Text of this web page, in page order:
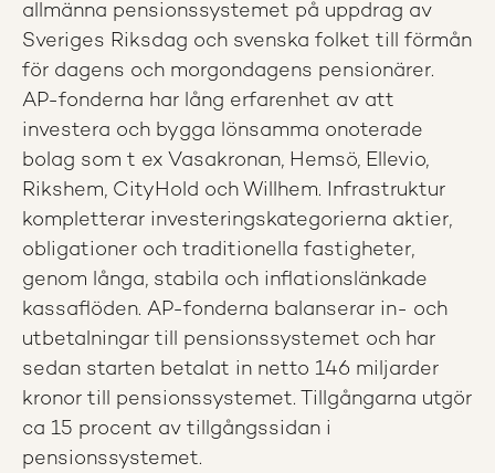
allmänna pensionssystemet på uppdrag av
Sveriges Riksdag och svenska folket till förmån
för dagens och morgondagens pensionärer.
AP-fonderna har lång erfarenhet av att
investera och bygga lönsamma onoterade
bolag som t ex Vasakronan, Hemsö, Ellevio,
Rikshem, CityHold och Willhem. Infrastruktur
kompletterar investeringskategorierna aktier,
obligationer och traditionella fastigheter,
genom långa, stabila och inflationslänkade
kassaflöden. AP-fonderna balanserar in- och
utbetalningar till pensionssystemet och har
sedan starten betalat in netto 146 miljarder
kronor till pensionssystemet. Tillgångarna utgör
ca 15 procent av tillgångssidan i
pensionssystemet.